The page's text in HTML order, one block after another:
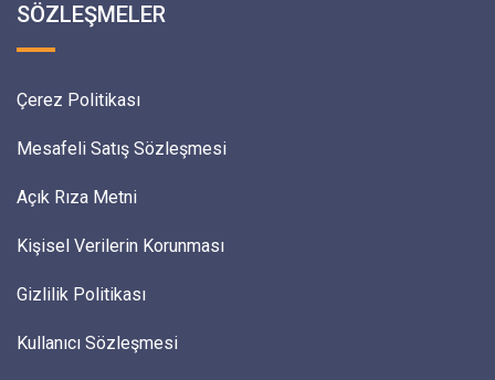
SÖZLEŞMELER
Çerez Politikası
Mesafeli Satış Sözleşmesi
Açık Rıza Metni
Kişisel Verilerin Korunması
Gizlilik Politikası
Kullanıcı Sözleşmesi